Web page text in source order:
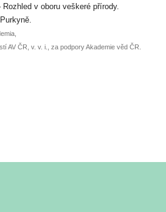
nebo
v oboru veškeré přírody.
AV ČR, v. v. i., za podpory Akademie věd ČR.